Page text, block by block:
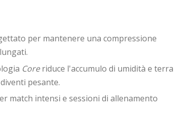
per mantenere una compressione
Coreriduce l'accumulo di umidità e terra
pesante.
match intensi e sessioni di allenamento